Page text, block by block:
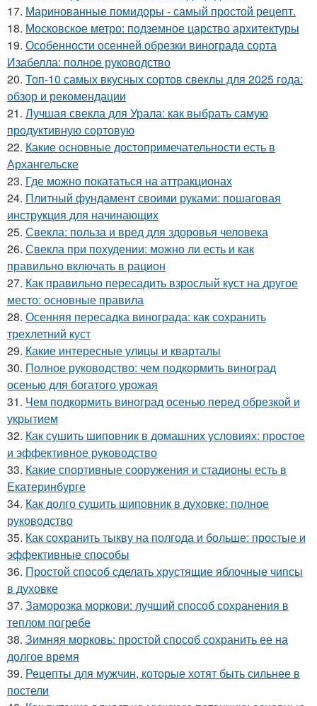
17. Маринованные помидоры - самый простой рецепт.
18. Московское метро: подземное царство архитектуры
19. Особенности осенней обрезки винограда сорта
Изабелла: полное руководство
20. Топ-10 самых вкусных сортов свеклы для 2025 года:
обзор и рекомендации
21. Лучшая свекла для Урала: как выбрать самую
продуктивную сортовую
22. Какие основные достопримечательности есть в
Архангельске
23. Где можно покататься на аттракционах
24. Плитный фундамент своими руками: пошаговая
инструкция для начинающих
25. Свекла: польза и вред для здоровья человека
26. Свекла при похудении: можно ли есть и как
правильно включать в рацион
27. Как правильно пересадить взрослый куст на другое
место: основные правила
28. Осенняя пересадка винограда: как сохранить
трехлетний куст
29. Какие интересные улицы и кварталы
30. Полное руководство: чем подкормить виноград
осенью для богатого урожая
31. Чем подкормить виноград осенью перед обрезкой и
укрытием
32. Как сушить шиповник в домашних условиях: простое
и эффективное руководство
33. Какие спортивные сооружения и стадионы есть в
Екатеринбурге
34. Как долго сушить шиповник в духовке: полное
руководство
35. Как сохранить тыкву на полгода и больше: простые и
эффективные способы
36. Простой способ сделать хрустящие яблочные чипсы
в духовке
37. Заморозка моркови: лучший способ сохранения в
теплом погребе
38. Зимняя морковь: простой способ сохранить ее на
долгое время
39. Рецепты для мужчин, которые хотят быть сильнее в
постели